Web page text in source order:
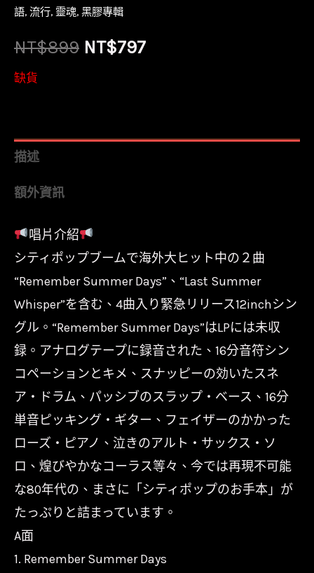
語, 流行, 靈魂, 黑膠專輯
NT$899 原
格：
NT$797目
格：
缺貨
描述
額外資訊
唱片介紹
シティポップブームで海外大ヒット中の２曲
“Remember Summer Days”、“Last Summer
Whisper”を含む、4曲入り緊急リリース12inchシン
グル。“Remember Summer Days”はLPには未収
録。アナログテープに録音された、16分音符シン
コペーションとキメ、スナッピーの効いたスネ
ア・ドラム、パッシブのスラップ・ベース、16分
単音ピッキング・ギター、フェイザーのかかった
ローズ・ピアノ、泣きのアルト・サックス・ソ
ロ、煌びやかなコーラス等々、今では再現不可能
な80年代の、まさに「シティポップのお手本」が
たっぷりと詰まっています。
A面
1. Remember Summer Days